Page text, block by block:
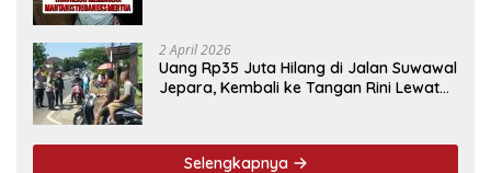
2 April 2026
Uang Rp35 Juta Hilang di Jalan Suwawal
Jepara, Kembali ke Tangan Rini Lewat
Selengkapnya